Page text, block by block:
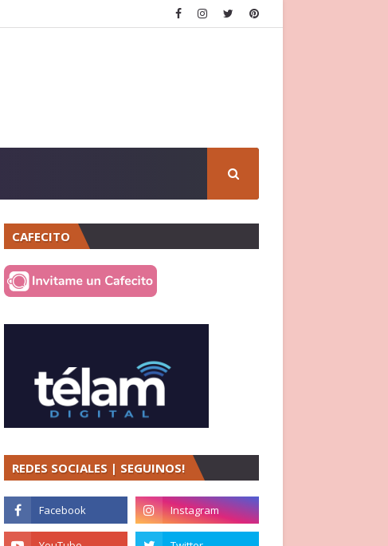
CAFECITO
REDES SOCIALES | SEGUINOS!